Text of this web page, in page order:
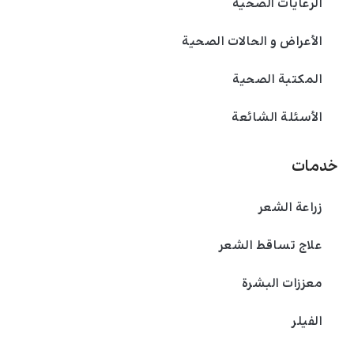
خدمات
زراعة الشعر
علاج تساقط الشعر
معززات البشرة
الفیلر
الرعايات الصحية
الأعراض و الحالات الصحية
المكتبة الصحية
الأسئلة الشائعة